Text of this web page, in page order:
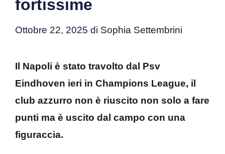
fortissime
Ottobre 22, 2025 di Sophia Settembrini
Il Napoli è stato travolto dal Psv
Eindhoven ieri in Champions League, il
club azzurro non è riuscito non solo a fare
punti ma è uscito dal campo con una
figuraccia.